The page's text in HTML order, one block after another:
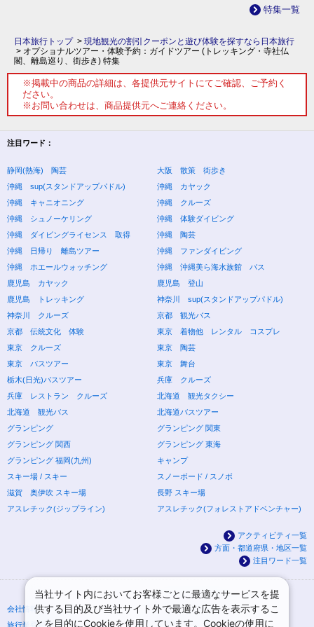
特集一覧
日本旅行トップ> 現地観光の割引クーポンと遊び体験を探すなら日本旅行
> オプショナルツアー・体験予約：ガイドツアー (トレッキング・寺社仏
閣、離島巡り、街歩き) 特集
※掲載中の商品の詳細は、各提供元サイトにてご確認、ご予約く
ださい。
※お問い合わせは、商品提供元へご連絡ください。
注目ワード：
静岡(熱海) 陶芸
大阪 散策 街歩き
沖縄 sup(スタンドアップパドル)
沖縄 カヤック
沖縄 キャニオニング
沖縄 クルーズ
沖縄 シュノーケリング
沖縄 体験ダイビング
沖縄 ダイビングライセンス 取得
沖縄 陶芸
沖縄 日帰り 離島ツアー
沖縄 ファンダイビング
沖縄 ホエールウォッチング
沖縄 沖縄美ら海水族館 バス
鹿児島 カヤック
鹿児島 登山
鹿児島 トレッキング
神奈川 sup(スタンドアップパドル)
神奈川 クルーズ
京都 観光バス
京都 伝統文化 体験
東京 着物他 レンタル コスプレ
東京 クルーズ
東京 陶芸
東京 バスツアー
東京 舞台
栃木(日光)バスツアー
兵庫 クルーズ
兵庫 レストラン クルーズ
北海道 観光タクシー
北海道 観光バス
北海道バスツアー
グランピング
グランピング 関東
グランピング 関西
グランピング 東海
グランピング 福岡(九州)
キャンプ
スキー場 / スキー
スノーボード / スノボ
滋賀 奥伊吹 スキー場
長野 スキー場
アスレチック(ジップライン)
アスレチック(フォレストアドベンチャー)
アクティビティ一覧
方面・都道府県・地区一覧
注目ワード一覧
会社情報
プライバシーポリシー
旅行業登録票・約款
規約集
当社サイト内においてお客様ごとに最適なサービスを提
供する目的及び当社サイト外で最適な広告を表示するこ
とを目的にCookieを使用しています。Cookieの使用に